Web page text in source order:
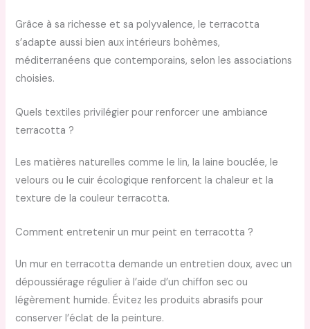
Grâce à sa richesse et sa polyvalence, le terracotta
s’adapte aussi bien aux intérieurs bohèmes,
méditerranéens que contemporains, selon les associations
choisies.
Quels textiles privilégier pour renforcer une ambiance
terracotta ?
Les matières naturelles comme le lin, la laine bouclée, le
velours ou le cuir écologique renforcent la chaleur et la
texture de la couleur terracotta.
Comment entretenir un mur peint en terracotta ?
Un mur en terracotta demande un entretien doux, avec un
dépoussiérage régulier à l’aide d’un chiffon sec ou
légèrement humide. Évitez les produits abrasifs pour
conserver l’éclat de la peinture.